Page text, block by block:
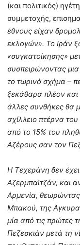
(και πολιτικός)
συμμετοχής,
έθνους είχαν
εκλογών». Το Ιράν
«συγκατοίκησης»
συσπειρώνοντας
το τωρινό σχήμα –
ξεκάθαρα πλέον
άλλες συνθήκες θα
αχίλλειο πτέρνα
από το 15% του
Αζέρους σαν τον
Η Τεχεράνη δεν
Αζερμπαϊτζάν, και
Αρμενία,
Μπακού, της
μία από τις πρώτες
Πεζεσκιάν μετά τη